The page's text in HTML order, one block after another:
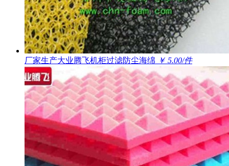
厂家生产大业腾飞机柜过滤防尘海绵 ￥ 5.00/件